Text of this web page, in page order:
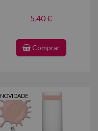
5,40 €
Comprar
NOVIDADE